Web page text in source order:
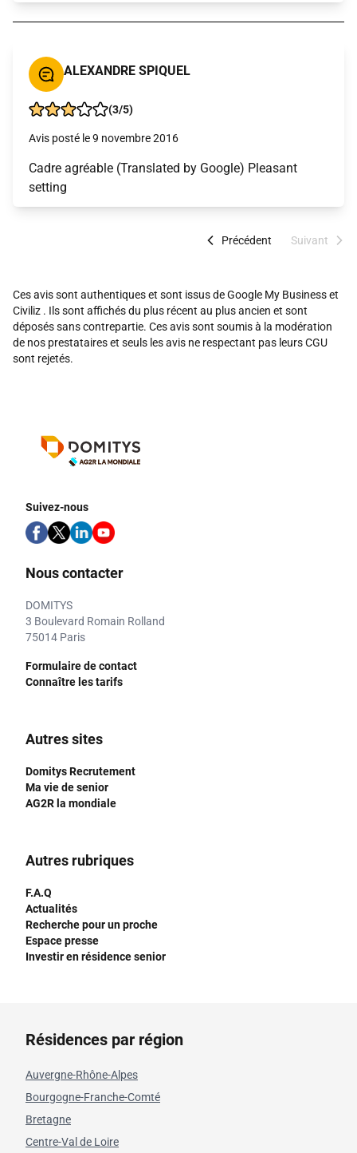
ALEXANDRE SPIQUEL
(3/5)
Avis posté le 9 novembre 2016
Cadre agréable (Translated by Google) Pleasant
setting
Précédent Suivant
Ces avis sont authentiques et sont issus de Google My Business et
Civiliz . Ils sont affichés du plus récent au plus ancien et sont
déposés sans contrepartie. Ces avis sont soumis à la modération
de nos prestataires et seuls les avis ne respectant pas leurs CGU
sont rejetés.
Suivez-nous
Nous contacter
DOMITYS
3 Boulevard Romain Rolland
75014 Paris
Formulaire de contact
Connaître les tarifs
Autres sites
Domitys Recrutement
Ma vie de senior
AG2R la mondiale
Autres rubriques
F.A.Q
Actualités
Recherche pour un proche
Espace presse
Investir en résidence senior
Résidences par région
Auvergne-Rhône-Alpes
Bourgogne-Franche-Comté
Bretagne
Centre-Val de Loire